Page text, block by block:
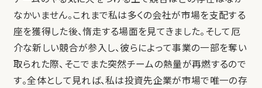
なかいません。これまで私は多くの会社が市場を支配する
座を獲得した後、惰走する場面を見てきました。そして厄
介な新しい競合が参入し、彼らによって事業の一部を奪い
取られた際、そこでまた突然チームの熱量が再燃するので
す。全体として見れば、私は投資先企業が市場で唯一の存